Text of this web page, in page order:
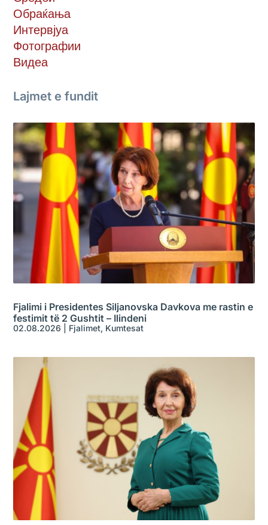
Обраќања
Интервјуа
Фотографии
Видеа
Lajmet e fundit
Fjalimi i Presidentes Siljanovska Davkova me rastin e
festimit të 2 Gushtit – Ilindeni
02.08.2026 Fjalimet, Kumtesat